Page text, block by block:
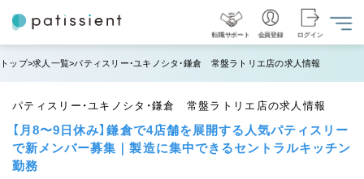
転職サポート 会員登録 ログイン
トップ 求人一覧 パティスリー・ユキノシタ・鎌倉 常盤ラトリエ店の求人情報
パティスリー・ユキノシタ・鎌倉 常盤ラトリエ店の求人情報
【月8〜9日休み】鎌倉で4店舗を展開する人気パティスリー
で新メンバー募集｜製造に集中できるセントラルキッチン
勤務